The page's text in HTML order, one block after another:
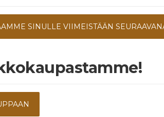
SINULLE VIIMEISTÄÄN